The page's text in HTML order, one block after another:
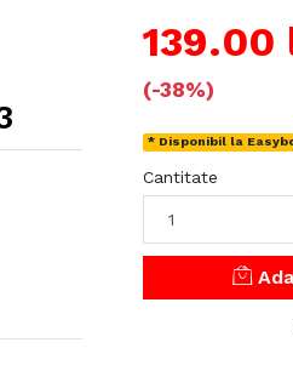
139.00
(-38%)
* Disponibil la
Cantitate